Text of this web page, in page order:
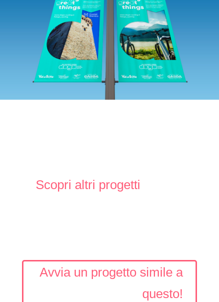
Scopri altri progetti
Avvia un progetto simile a
questo!